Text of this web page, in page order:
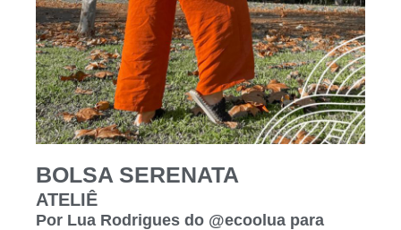
BOLSA SERENATA
ATELIÊ
Por Lua Rodrigues do @ecoolua para